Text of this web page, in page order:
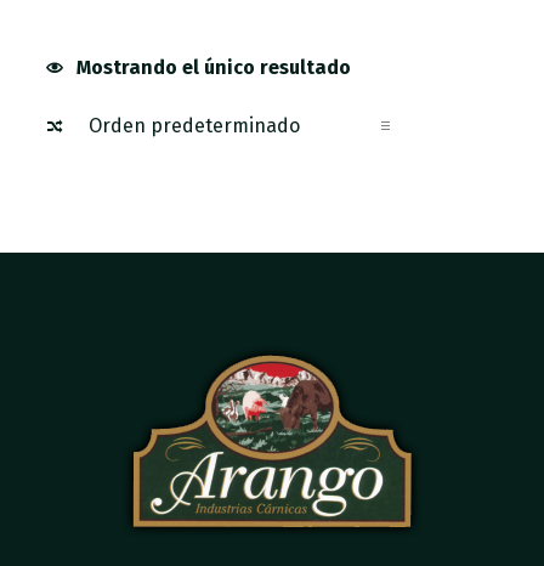
Mostrando el único resultado